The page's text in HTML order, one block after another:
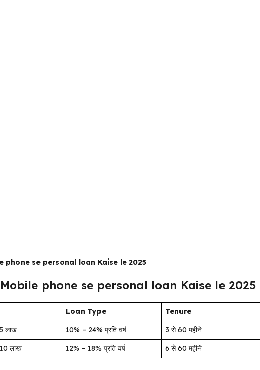
phone se personal loan Kaise le 2025
phone se personal loan Kaise le 2025
Loan Type
Tenure
लाख 10% – 24% प्रति वर्ष
3 से 60 महीने
लाख 12% – 18% प्रति वर्ष 6 से 60 महीने